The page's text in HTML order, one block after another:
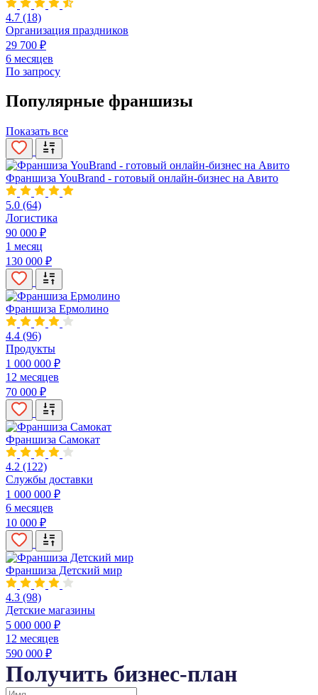
4.7 (18)
Организация праздников
29 700 ₽
6 месяцев
По запросу
Популярные франшизы
Показать все
Франшиза YouBrand - готовый онлайн-бизнес на Авито
5.0 (64)
Логистика
90 000 ₽
1 месяц
130 000 ₽
Франшиза Ермолино
4.4 (96)
Продукты
1 000 000 ₽
12 месяцев
70 000 ₽
Франшиза Самокат
4.2 (122)
Службы доставки
1 000 000 ₽
6 месяцев
10 000 ₽
Франшиза Детский мир
4.3 (98)
Детские магазины
5 000 000 ₽
12 месяцев
590 000 ₽
Получить бизнес-план